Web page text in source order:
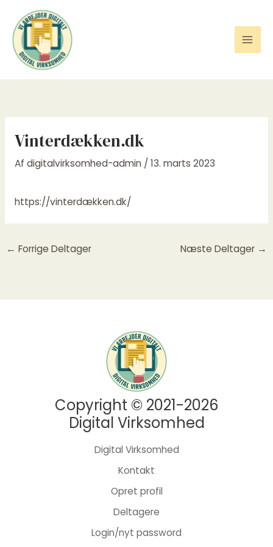
indholdet
Vinterdækken.dk
Af digitalvirksomhed-admin / 13. marts 2023
https://vinterdækken.dk/
← Forrige Deltager Næste Deltager →
Copyright © 2021-2026
Digital Virksomhed
Digital Virksomhed
Kontakt
Opret profil
Deltagere
Login/nyt password